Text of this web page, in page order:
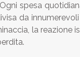
spesa
da
la reazione